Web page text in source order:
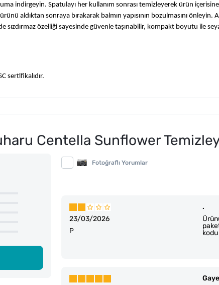
indirgeyin. Spatulayı her kullanım sonrası temizleyerek ürün
aldıktan sonraya bırakarak balmın yapısının bozulmasını önleyin.
sızdırmaz özelliği sayesinde güvenle taşınabilir, kompakt boyutu ile
sertifikalıdır.
Centella Sunflower
Fotoğraflı Yorumlar
23/03/2026
.
P